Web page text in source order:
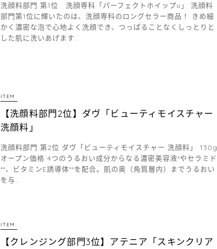
洗顔料部門 第1位 洗顔専科「パーフェクトホイップu」 洗顔料
部門第1位に輝いたのは、洗顔専科のロングセラー商品！ きめ細
かく濃密な泡で心地よく洗顔でき、つっぱることなくしっとりと
した肌に洗いあげます…
ITEM
【洗顔料部門2位】ダヴ「ビューティモイスチャー
洗顔料」
洗顔料部門 第2位 ダヴ「ビューティモイスチャー 洗顔料」 130g
オープン価格 4つのうるおい成分からなる濃密美容液*やセラミド
**、ビタミンE誘導体**を配合。肌の奥（角質層内）までうるおい
を与…
ITEM
【クレンジング部門3位】アテニア「スキンクリア